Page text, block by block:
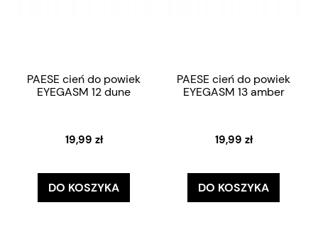
PAESE cień do powiek
EYEGASM 12 dune
19,99 zł
DO KOSZYKA
PAESE cień do powiek
EYEGASM 13 amber
19,99 zł
DO KOSZYKA